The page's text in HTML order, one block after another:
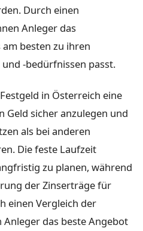
Durch einen
Anleger das
besten zu ihren
-bedürfnissen passt.
in Österreich eine
Geld sicher anzulegen und
als bei anderen
Die feste Laufzeit
zu planen, während
der Zinserträge für
einen Vergleich der
das beste Angebot